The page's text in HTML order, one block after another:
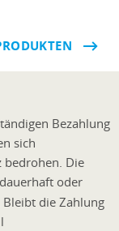
Bezahlung
sich
bedrohen. Die
oder
die Zahlung